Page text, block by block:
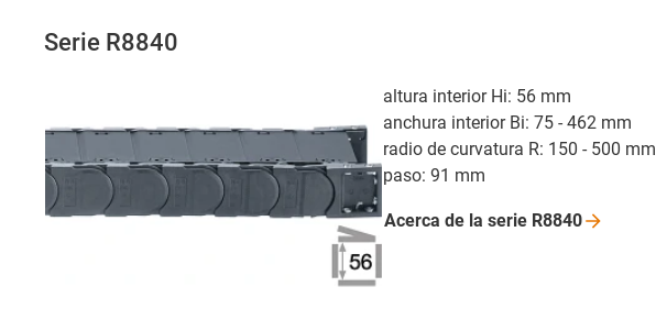
Serie R8840
altura interior Hi: 56 mm
anchura interior Bi: 75 - 462 mm
radio de curvatura R: 150 - 500 mm
paso: 91 mm
Acerca de la serie R8840